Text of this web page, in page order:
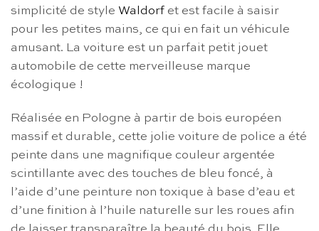
simplicité de style Waldorf et est facile à saisir
pour les petites mains, ce qui en fait un véhicule
amusant. La voiture est un parfait petit jouet
automobile de cette merveilleuse marque
écologique !
Réalisée en Pologne à partir de bois européen
massif et durable, cette jolie voiture de police a été
peinte dans une magnifique couleur argentée
scintillante avec des touches de bleu foncé, à
l’aide d’une peinture non toxique à base d’eau et
d’une finition à l’huile naturelle sur les roues afin